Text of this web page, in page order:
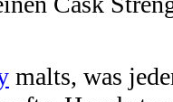
malts, was